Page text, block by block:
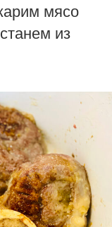
мясо
из